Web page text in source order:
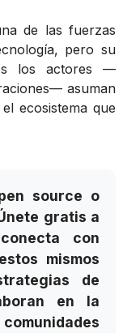
de las fuerzas
pero su
los actores —
asuman
ecosistema que
source o
gratis a
con
mismos
de
en la